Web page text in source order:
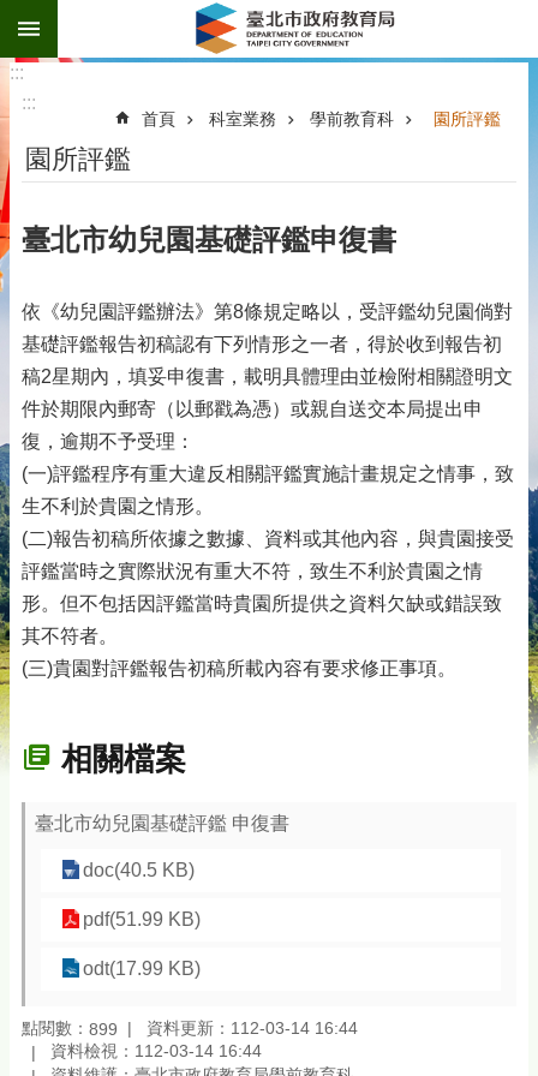
跳到主要內容區塊
:::
:::
首頁 科室業務 學前教育科 園所評鑑
園所評鑑
臺北市幼兒園基礎評鑑申復書
依《幼兒園評鑑辦法》第8條規定略以，受評鑑幼兒園倘對
基礎評鑑報告初稿認有下列情形之一者，得於收到報告初
稿2星期內，填妥申復書，載明具體理由並檢附相關證明文
件於期限內郵寄（以郵戳為憑）或親自送交本局提出申
復，逾期不予受理：
(一)評鑑程序有重大違反相關評鑑實施計畫規定之情事，致
生不利於貴園之情形。
(二)報告初稿所依據之數據、資料或其他內容，與貴園接受
評鑑當時之實際狀況有重大不符，致生不利於貴園之情
形。但不包括因評鑑當時貴園所提供之資料欠缺或錯誤致
其不符者。
(三)貴園對評鑑報告初稿所載內容有要求修正事項。
相關檔案
臺北市幼兒園基礎評鑑 申復書
doc(40.5 KB)
pdf(51.99 KB)
odt(17.99 KB)
點閱數： 899
資料更新：112-03-14 16:44
資料檢視：112-03-14 16:44